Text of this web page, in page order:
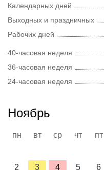
Календарных дней
Выходных и праздничных
Рабочих дней
40-часовая неделя
36-часовая неделя
24-часовая неделя
Ноябрь
пн вт ср чт пт
2
3 4 5 6